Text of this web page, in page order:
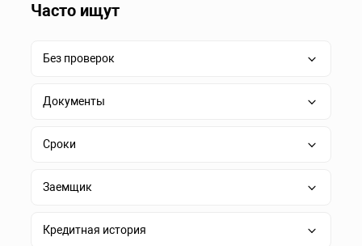
Часто ищут
Без проверок
Документы
Сроки
Заемщик
Кредитная история